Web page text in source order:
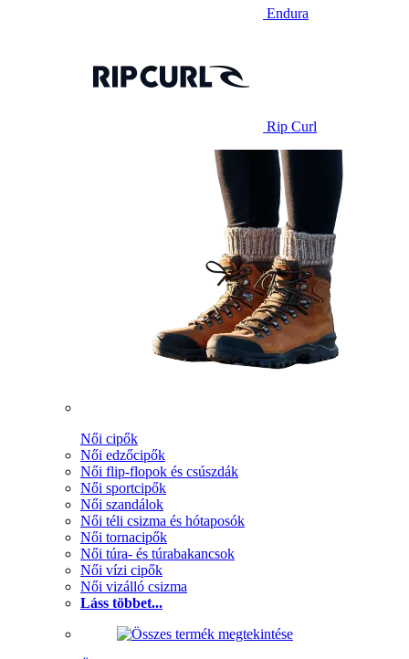
Endura
Rip Curl
Női cipők
Női edzőcipők
Női flip-flopok és csúszdák
Női sportcipők
Női szandálok
Női téli csizma és hótaposók
Női tornacipők
Női túra- és túrabakancsok
Női vízi cipők
Női vizálló csizma
Láss többet...